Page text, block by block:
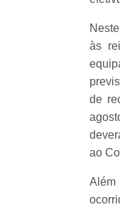
às
de
ao
Além